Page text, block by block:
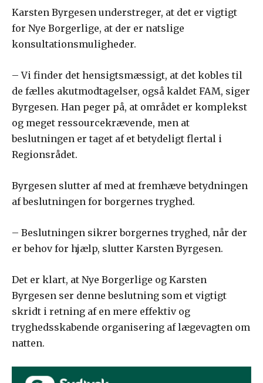
Karsten Byrgesen understreger, at det er vigtigt
for Nye Borgerlige, at der er natslige
konsultationsmuligheder.
– Vi finder det hensigtsmæssigt, at det kobles til
de fælles akutmodtagelser, også kaldet FAM, siger
Byrgesen. Han peger på, at området er komplekst
og meget ressourcekrævende, men at
beslutningen er taget af et betydeligt flertal i
Regionsrådet.
Byrgesen slutter af med at fremhæve betydningen
af beslutningen for borgernes tryghed.
– Beslutningen sikrer borgernes tryghed, når der
er behov for hjælp, slutter Karsten Byrgesen.
Det er klart, at Nye Borgerlige og Karsten
Byrgesen ser denne beslutning som et vigtigt
skridt i retning af en mere effektiv og
tryghedsskabende organisering af lægevagten om
natten.